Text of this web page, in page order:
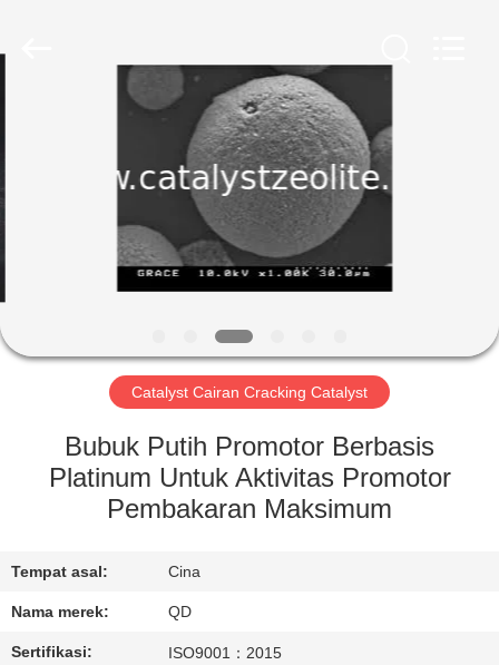
PRODUK
TENTANG
KAMI
TUR
PABRIK
KONTROL
KUALITAS
HUBUNGI
KAMI
Catalyst Cairan Cracking Catalyst
Bubuk Putih Promotor Berbasis
Platinum Untuk Aktivitas Promotor
Pembakaran Maksimum
Tempat asal: Cina
Nama merek: QD
Sertifikasi: ISO9001：2015